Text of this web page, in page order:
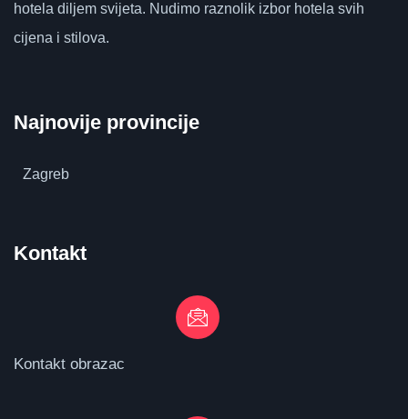
hotela diljem svijeta. Nudimo raznolik izbor hotela svih
cijena i stilova.
Najnovije provincije
Zagreb
Kontakt
Kontakt obrazac